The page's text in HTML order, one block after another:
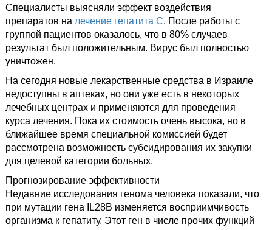
Специалисты выясняли эффект воздействия
препаратов на лечение гепатита С. После работы с
группой пациентов оказалось, что в 80% случаев
результат был положительным. Вирус был полностью
уничтожен.
На сегодня новые лекарственные средства в Израиле
недоступны в аптеках, но они уже есть в некоторых
лечебных центрах и применяются для проведения
курса лечения. Пока их стоимость очень высока, но в
ближайшее время специальной комиссией будет
рассмотрена возможность субсидирования их закупки
для целевой категории больных.
Прогнозирование эффективности
Недавние исследования генома человека показали, что
при мутации гена IL28B изменяется восприимчивость
организма к гепатиту. Этот ген в числе прочих функций